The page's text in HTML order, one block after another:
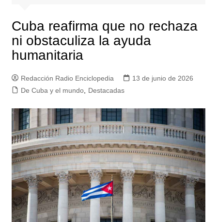
Cuba reafirma que no rechaza
ni obstaculiza la ayuda
humanitaria
Redacción Radio Enciclopedia
13 de junio de 2026
De Cuba y el mundo, Destacadas